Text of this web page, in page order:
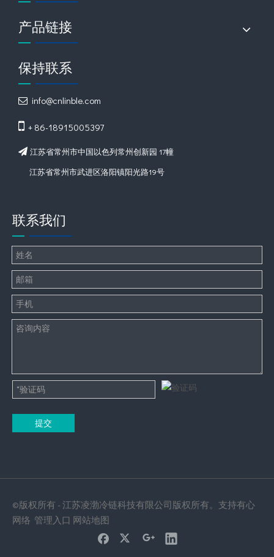
产品链接
保持联系
 info@cnlinble.com
 + 86-18915005397
 江苏省常州市中国以色列常州创新园 17幢
江苏省常州市武进区洛阳镇阳光路19号
联系我们
提交
©版权所有 - 江苏凌渤冷链科技有限公司版权所有。支持有心
网络 管理入口 网站地图